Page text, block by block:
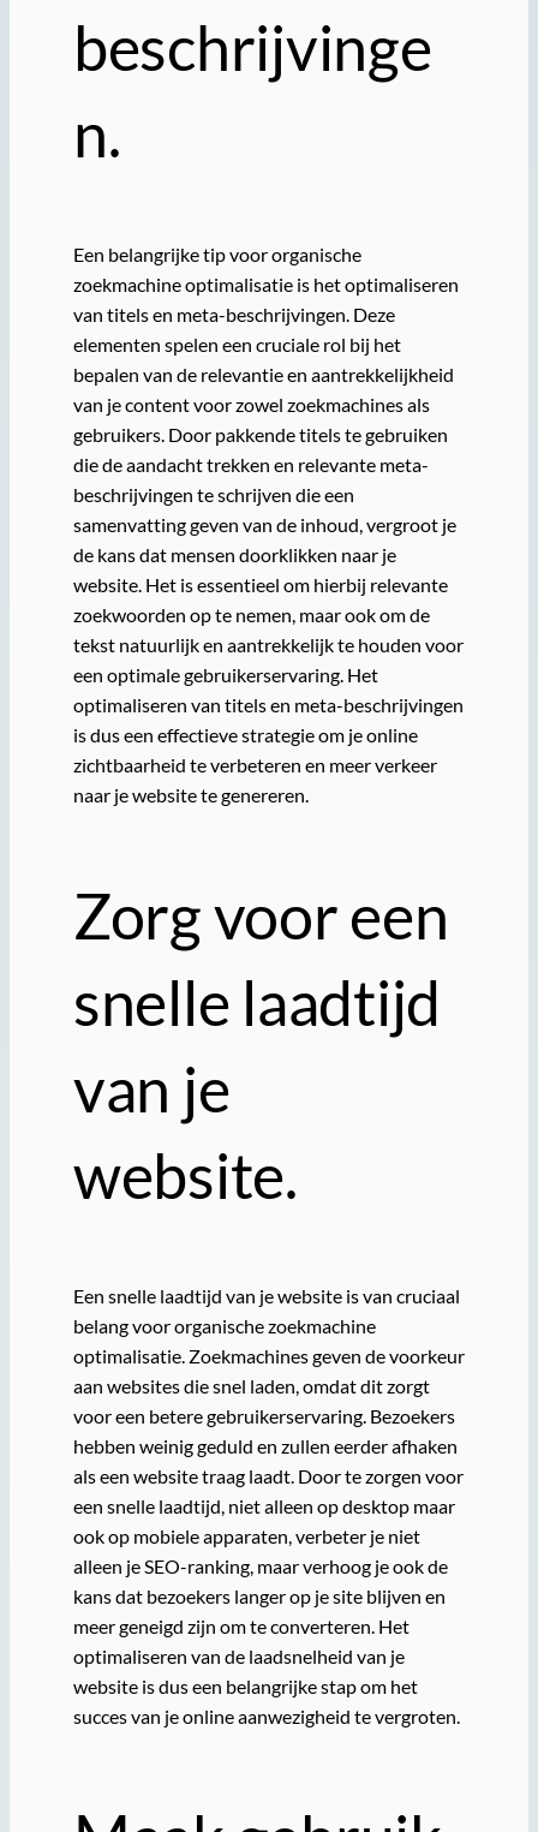
beschrijvinge
n.
Een belangrijke tip voor organische
zoekmachine optimalisatie is het optimaliseren
van titels en meta-beschrijvingen. Deze
elementen spelen een cruciale rol bij het
bepalen van de relevantie en aantrekkelijkheid
van je content voor zowel zoekmachines als
gebruikers. Door pakkende titels te gebruiken
die de aandacht trekken en relevante meta-
beschrijvingen te schrijven die een
samenvatting geven van de inhoud, vergroot je
de kans dat mensen doorklikken naar je
website. Het is essentieel om hierbij relevante
zoekwoorden op te nemen, maar ook om de
tekst natuurlijk en aantrekkelijk te houden voor
een optimale gebruikerservaring. Het
optimaliseren van titels en meta-beschrijvingen
is dus een effectieve strategie om je online
zichtbaarheid te verbeteren en meer verkeer
naar je website te genereren.
Zorg voor een
snelle laadtijd
van je
website.
Een snelle laadtijd van je website is van cruciaal
belang voor organische zoekmachine
optimalisatie. Zoekmachines geven de voorkeur
aan websites die snel laden, omdat dit zorgt
voor een betere gebruikerservaring. Bezoekers
hebben weinig geduld en zullen eerder afhaken
als een website traag laadt. Door te zorgen voor
een snelle laadtijd, niet alleen op desktop maar
ook op mobiele apparaten, verbeter je niet
alleen je SEO-ranking, maar verhoog je ook de
kans dat bezoekers langer op je site blijven en
meer geneigd zijn om te converteren. Het
optimaliseren van de laadsnelheid van je
website is dus een belangrijke stap om het
succes van je online aanwezigheid te vergroten.